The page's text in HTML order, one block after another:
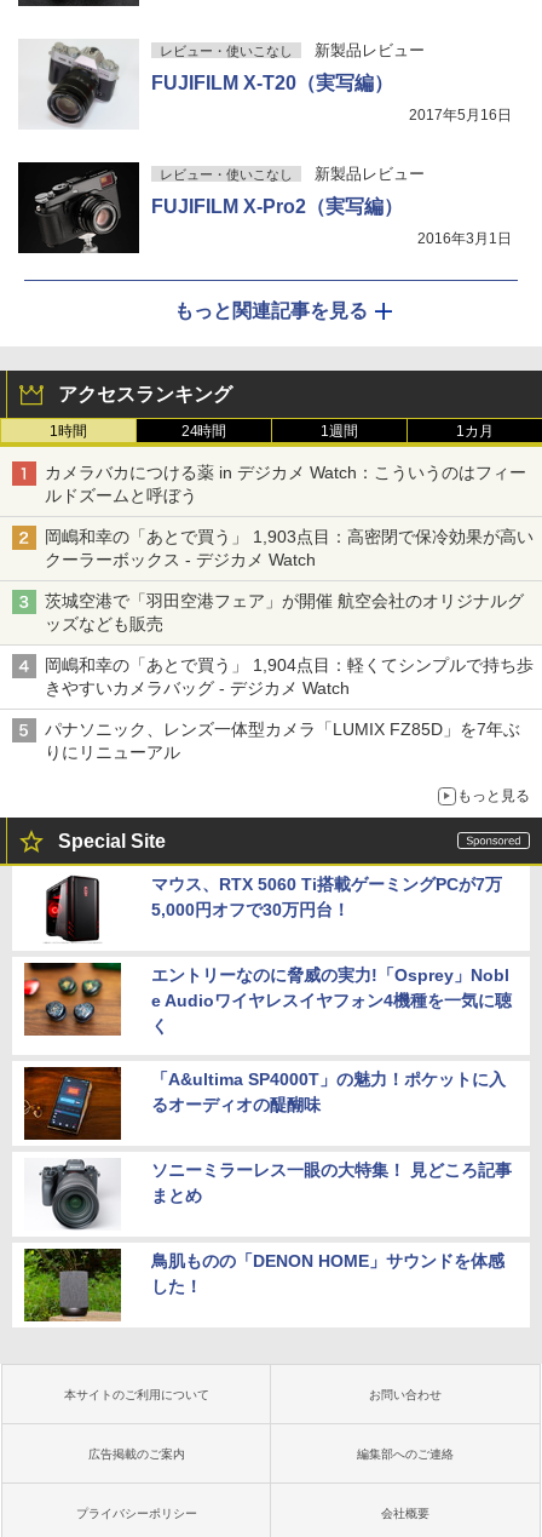
レビュー・使いこなし 新製品レビュー
FUJIFILM X-T20（実写編）
2017年5月16日
レビュー・使いこなし 新製品レビュー
FUJIFILM X-Pro2（実写編）
2016年3月1日
もっと関連記事を見る
アクセスランキング
1時間 24時間 1週間 1カ月
カメラバカにつける薬 in デジカメ Watch：こういうのはフィー
ルドズームと呼ぼう
岡嶋和幸の「あとで買う」 1,903点目：高密閉で保冷効果が高い
クーラーボックス - デジカメ Watch
茨城空港で「羽田空港フェア」が開催 航空会社のオリジナルグ
ッズなども販売
岡嶋和幸の「あとで買う」 1,904点目：軽くてシンプルで持ち歩
きやすいカメラバッグ - デジカメ Watch
パナソニック、レンズ一体型カメラ「LUMIX FZ85D」を7年ぶ
りにリニューアル
もっと見る
Special Site
マウス、RTX 5060 Ti搭載ゲーミングPCが7万
5,000円オフで30万円台！
エントリーなのに脅威の実力!「Osprey」Nobl
e Audioワイヤレスイヤフォン4機種を一気に聴
く
「A&ultima SP4000T」の魅力！ポケットに入
るオーディオの醍醐味
ソニーミラーレス一眼の大特集！ 見どころ記事
まとめ
鳥肌ものの「DENON HOME」サウンドを体感
した！
本サイトのご利用について お問い合わせ
広告掲載のご案内 編集部へのご連絡
プライバシーポリシー 会社概要